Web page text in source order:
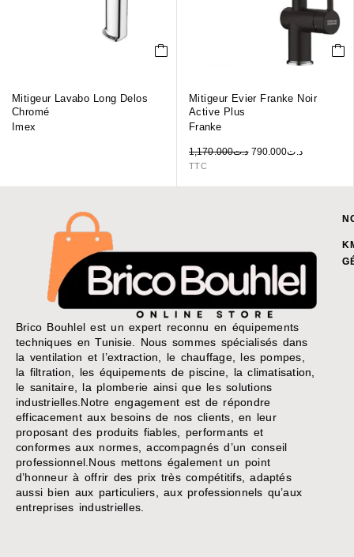
Mitigeur Lavabo Long Delos
Chromé
Imex
Mitigeur Evier Franke Noir
Active Plus
Franke
د.ت1,170.000 د.ت790.000
TTC
Brico Bouhlel est un expert reconnu en équipements
techniques en Tunisie. Nous sommes spécialisés dans
la ventilation et l’extraction, le chauffage, les pompes,
la filtration, les équipements de piscine, la climatisation,
le sanitaire, la plomberie ainsi que les solutions
industrielles.Notre engagement est de répondre
efficacement aux besoins de nos clients, en leur
proposant des produits fiables, performants et
conformes aux normes, accompagnés d’un conseil
professionnel.Nous mettons également un point
d’honneur à offrir des prix très compétitifs, adaptés
aussi bien aux particuliers, aux professionnels qu’aux
entreprises industrielles.